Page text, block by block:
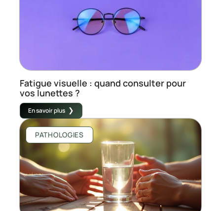
Fatigue visuelle : quand consulter pour
vos lunettes ?
En savoir plus
PATHOLOGIES